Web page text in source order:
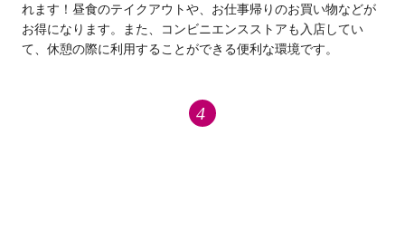
れます！昼食のテイクアウトや、お仕事帰りのお買い物などが
お得になります。また、コンビニエンスストアも入店してい
て、休憩の際に利用することができる便利な環境です。